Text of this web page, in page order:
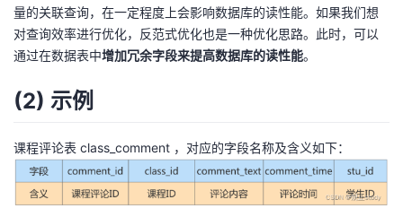
量的关联查询，在一定程度上会影响数据库的读性能。如果我们想
对查询效率进行优化，反范式优化也是一种优化思路。此时，可以
通过在数据表中增加冗余字段来提高数据库的读性能。
(2) 示例
课程评论表 class_comment ，对应的字段名称及含义如下：